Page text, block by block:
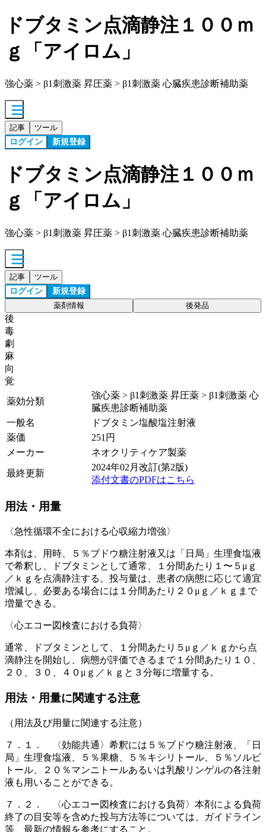
ドブタミン点滴静注１００ｍ
ｇ「アイロム」
強心薬 > β1刺激薬 昇圧薬 > β1刺激薬 心臓疾患診断補助薬
記事 ツール
ログイン 新規登録
ドブタミン点滴静注１００ｍ
ｇ「アイロム」
強心薬 > β1刺激薬 昇圧薬 > β1刺激薬 心臓疾患診断補助薬
記事 ツール
ログイン 新規登録
薬剤情報 後発品
後
毒
劇
麻
向
覚
薬効分類
強心薬 > β1刺激薬 昇圧薬 > β1刺激薬 心
臓疾患診断補助薬
一般名
ドブタミン塩酸塩注射液
薬価
251 円
メーカー
ネオクリティケア製薬
最終更新
2024年02月改訂(第2版)
添付文書のPDFはこちら
用法・用量
〈急性循環不全における心収縮力増強〉
本剤は、用時、５％ブドウ糖注射液又は「日局」生理食塩液
で希釈し、ドブタミンとして通常、１分間あたり１〜５μｇ
／ｋｇを点滴静注する。投与量は、患者の病態に応じて適宜
増減し、必要ある場合には１分間あたり２０μｇ／ｋｇまで
増量できる。
〈心エコー図検査における負荷〉
通常、ドブタミンとして、１分間あたり５μｇ／ｋｇから点
滴静注を開始し、病態が評価できるまで１分間あたり１０、
２０、３０、４０μｇ／ｋｇと３分毎に増量する。
用法・用量に関連する注意
（用法及び用量に関連する注意）
７．１． 〈効能共通〉希釈には５％ブドウ糖注射液、「日
局」生理食塩液、５％果糖、５％キシリトール、５％ソルビ
トール、２０％マンニトールあるいは乳酸リンゲルの各注射
液も用いることができる。
７．２． 〈心エコー図検査における負荷〉本剤による負荷
終了の目安等を含めた投与方法等については、ガイドライン
等、最新の情報を参考にすること。